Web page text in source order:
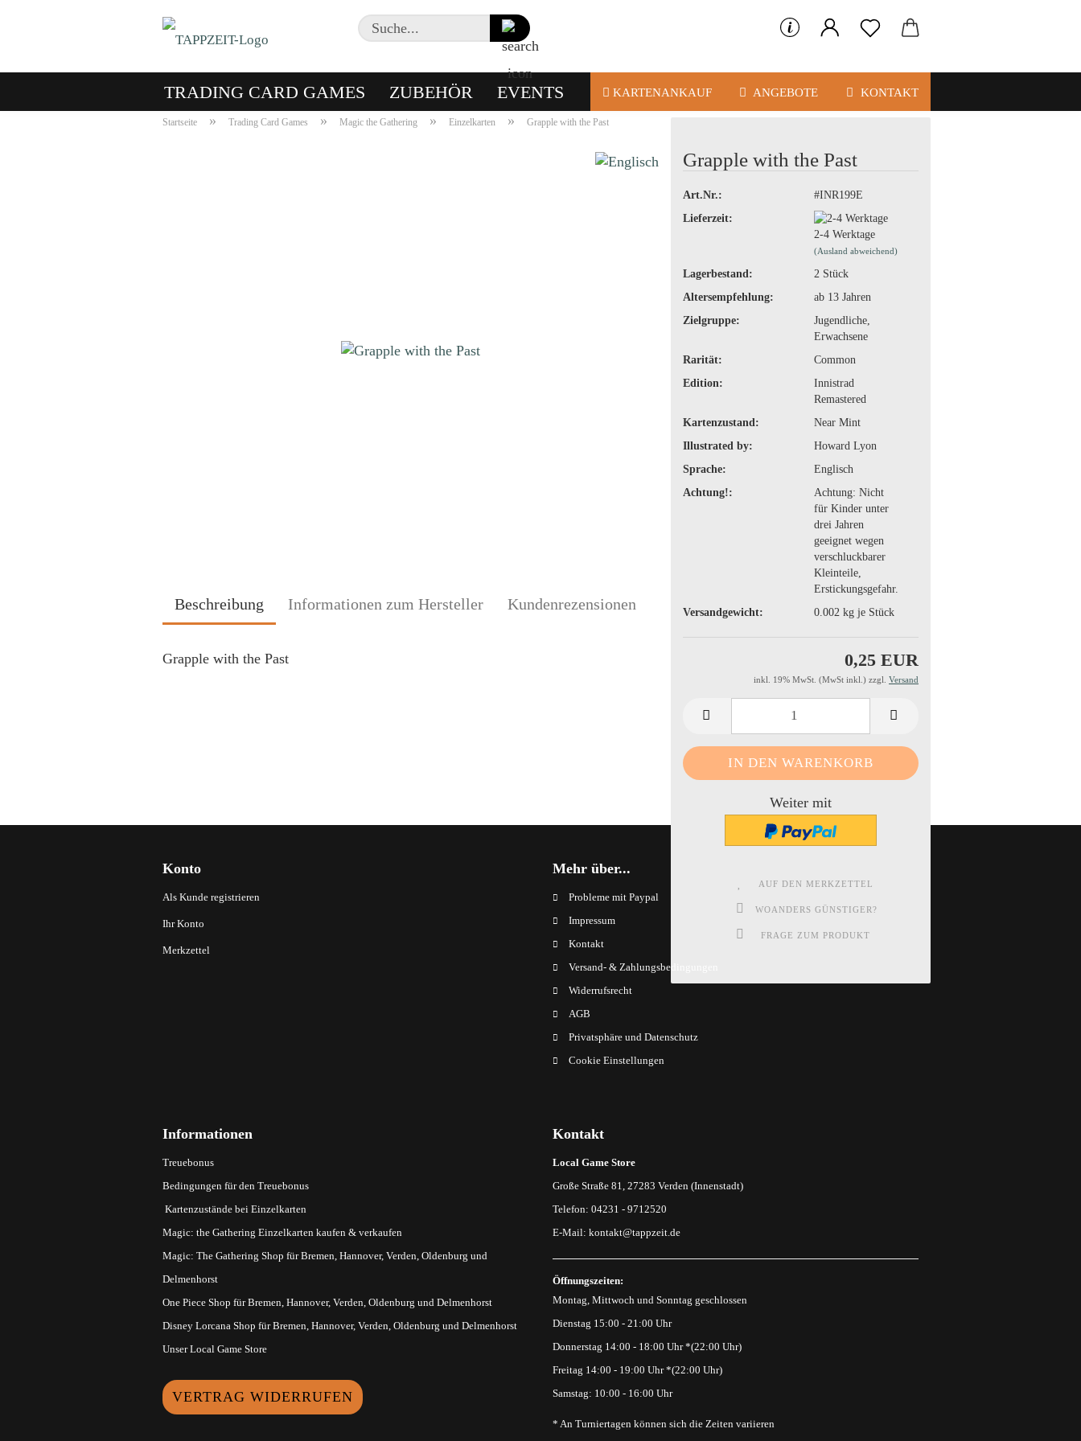
Suche...
TRADING CARD GAMES ZUBEHÖR EVENTS KARTENANKAUF ANGEBOTE KONTAKT
Startseite » Trading Card Games » Magic the Gathering » Einzelkarten » Grapple with the Past
Grapple with the Past
Art.Nr.:
#INR199E
Lieferzeit:
2-4 Werktage
(Ausland abweichend)
Lagerbestand: 2 Stück
Altersempfehlung:
ab 13 Jahren
Zielgruppe:
Jugendliche,
Erwachsene
Rarität:
Common
Edition:
Innistrad
Remastered
Kartenzustand:
Near Mint
Illustrated by:
Howard Lyon
Sprache:
Englisch
Achtung!:
Achtung: Nicht
für Kinder unter
drei Jahren
geeignet wegen
verschluckbarer
Kleinteile,
Erstickungsgefahr.
Versandgewicht:
0.002 kg je Stück
0,25 EUR
inkl. 19% MwSt. (MwSt inkl.) zzgl. Versand
Weiter mit
AUF DEN MERKZETTEL
WOANDERS GÜNSTIGER?
FRAGE ZUM PRODUKT
Beschreibung Informationen zum Hersteller Kundenrezensionen
Grapple with the Past
Konto
Als Kunde registrieren
Ihr Konto
Merkzettel
Mehr über...
Probleme mit Paypal
Impressum
Kontakt
Versand- & Zahlungsbedingungen
Widerrufsrecht
AGB
Privatsphäre und Datenschutz
Cookie Einstellungen
Informationen
Treuebonus
Bedingungen für den Treuebonus
Kartenzustände bei Einzelkarten
Magic: the Gathering Einzelkarten kaufen & verkaufen
Magic: The Gathering Shop für Bremen, Hannover, Verden, Oldenburg und
Delmenhorst
One Piece Shop für Bremen, Hannover, Verden, Oldenburg und Delmenhorst
Disney Lorcana Shop für Bremen, Hannover, Verden, Oldenburg und Delmenhorst
Unser Local Game Store
Kontakt
Local Game Store
Große Straße 81, 27283 Verden (Innenstadt)
Telefon: 04231 - 9712520
E-Mail: kontakt@tappzeit.de
Öffnungszeiten:
Montag, Mittwoch und Sonntag geschlossen
Dienstag 15:00 - 21:00 Uhr
Donnerstag 14:00 - 18:00 Uhr *(22:00 Uhr)
Freitag 14:00 - 19:00 Uhr *(22:00 Uhr)
Samstag: 10:00 - 16:00 Uhr
* An Turniertagen können sich die Zeiten variieren
VERTRAG WIDERRUFEN